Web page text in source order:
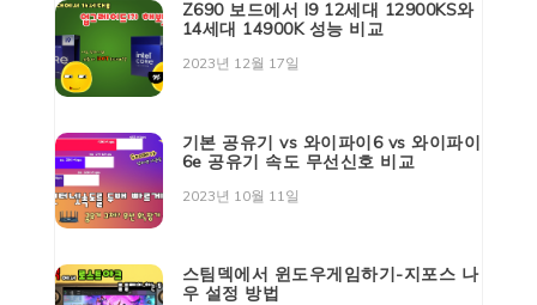
Z690 보드에서 I9 12세대 12900KS와
14세대 14900K 성능 비교
2023년 12월 17일
기본 공유기 vs 와이파이6 vs 와이파이
6e 공유기 속도 무선신호 비교
2023년 10월 11일
스팀덱에서 윈도우게임하기-지포스 나
우 설정 방법